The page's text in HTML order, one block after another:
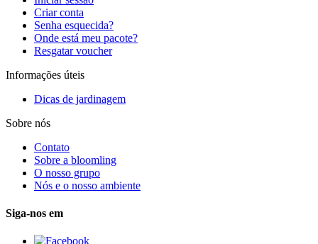
Criar conta
Senha esquecida?
Onde está meu pacote?
Resgatar voucher
Informações úteis
Dicas de jardinagem
Sobre nós
Contato
Sobre a bloomling
O nosso grupo
Nós e o nosso ambiente
Siga-nos em